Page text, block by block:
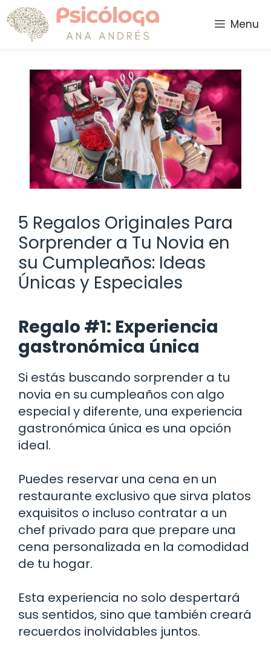
Saltar
al
contenido
Menu
5 Regalos Originales Para
Sorprender a Tu Novia en
su Cumpleaños: Ideas
Únicas y Especiales
Regalo #1: Experiencia
gastronómica única
Si estás buscando sorprender a tu
novia en su cumpleaños con algo
especial y diferente, una experiencia
gastronómica única es una opción
ideal.
Puedes reservar una cena en un
restaurante exclusivo que sirva platos
exquisitos o incluso contratar a un
chef privado para que prepare una
cena personalizada en la comodidad
de tu hogar.
Esta experiencia no solo despertará
sus sentidos, sino que también creará
recuerdos inolvidables juntos.